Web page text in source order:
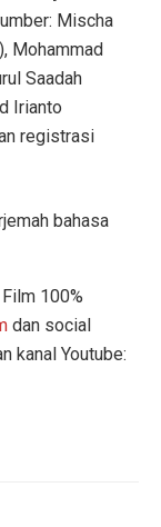
Mischa
Mohammad
Saadah
Irianto
registrasi
bahasa
100%
dan social
kanal Youtube: